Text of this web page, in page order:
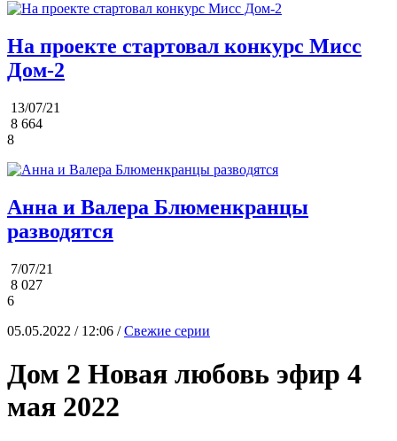
На проекте стартовал конкурс Мисс
Дом-2
13/07/21
8 664
8
Анна и Валера Блюменкранцы
разводятся
7/07/21
8 027
6
05.05.2022 / 12:06 /Свежие серии
Дом 2 Новая любовь эфир 4
мая 2022